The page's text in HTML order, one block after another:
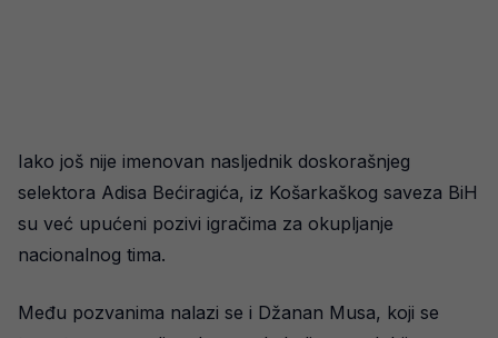
Iako još nije imenovan nasljednik doskorašnjeg
selektora Adisa Bećiragića, iz Košarkaškog saveza BiH
su već upućeni pozivi igračima za okupljanje
nacionalnog tima.
Među pozvanima nalazi se i Džanan Musa, koji se